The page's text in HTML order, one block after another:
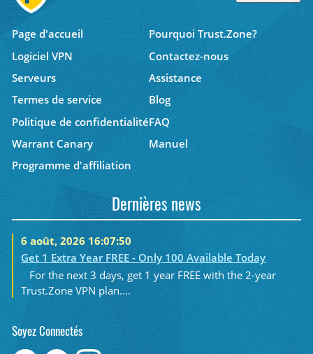
Page d'accueil
Pourquoi Trust.Zone?
Logiciel VPN
Contactez-nous
Serveurs
Assistance
Termes de service
Blog
Politique de confidentialitéFAQ
Warrant Canary
Manuel
Programme d'affiliation
Dernières news
6 août, 2026 16:07:50
Get 1 Extra Year FREE - Only 100 Available Today
For the next 3 days, get 1 year FREE with the 2-year
Trust.Zone VPN plan....
Soyez Connectés